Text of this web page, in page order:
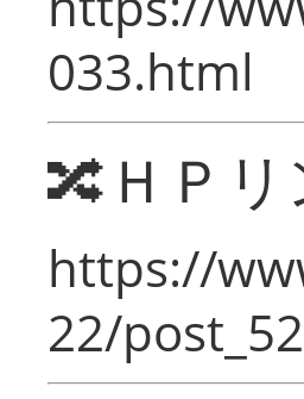
033.html
🔀ＨＰ
https://
22/